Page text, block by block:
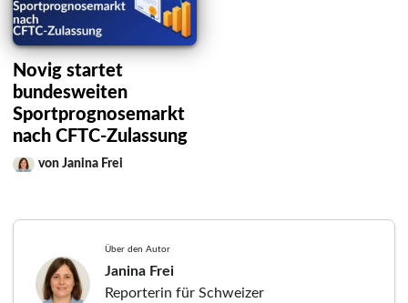
Novig startet
bundesweiten
Sportprognosemarkt
nach CFTC-Zulassung
von Janina Frei
Über den Autor
Janina Frei
Reporterin für Schweizer